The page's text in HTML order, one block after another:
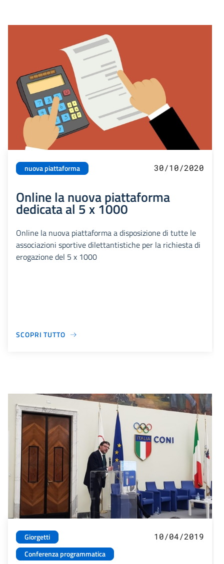
nuova piattaforma 30/10/2020
Online la nuova piattaforma
dedicata al 5 x 1000
Online la nuova piattaforma a disposizione di tutte le
associazioni sportive dilettantistiche per la richiesta di
erogazione del 5 x 1000
SCOPRI TUTTO
Giorgetti
Conferenza programmatica
10/04/2019